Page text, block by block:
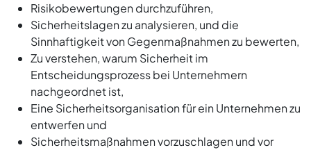
Risikobewertungen durchzuführen,
Sicherheitslagen zu analysieren, und die
Sinnhaftigkeit von Gegenmaßnahmen zu bewerten,
Zu verstehen, warum Sicherheit im
Entscheidungsprozess bei Unternehmern
nachgeordnet ist,
Eine Sicherheitsorganisation für ein Unternehmen zu
entwerfen und
Sicherheitsmaßnahmen vorzuschlagen und vor